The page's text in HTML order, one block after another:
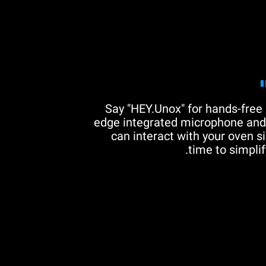
Say "HEY.Unox" for hands-
edge integrated microphone
can interact with your oven
time to